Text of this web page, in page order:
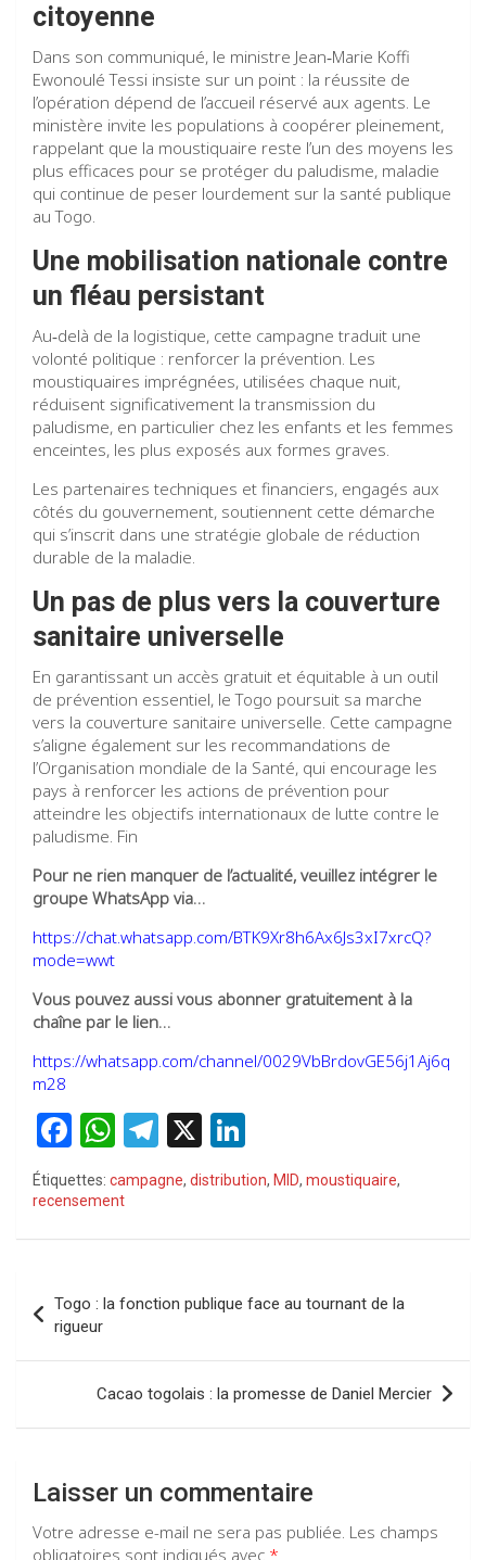
citoyenne
Dans son communiqué, le ministre Jean‑Marie Koffi
Ewonoulé Tessi insiste sur un point : la réussite de
l’opération dépend de l’accueil réservé aux agents. Le
ministère invite les populations à coopérer pleinement,
rappelant que la moustiquaire reste l’un des moyens les
plus efficaces pour se protéger du paludisme, maladie
qui continue de peser lourdement sur la santé publique
au Togo.
Une mobilisation nationale contre
un fléau persistant
Au‑delà de la logistique, cette campagne traduit une
volonté politique : renforcer la prévention. Les
moustiquaires imprégnées, utilisées chaque nuit,
réduisent significativement la transmission du
paludisme, en particulier chez les enfants et les femmes
enceintes, les plus exposés aux formes graves.
Les partenaires techniques et financiers, engagés aux
côtés du gouvernement, soutiennent cette démarche
qui s’inscrit dans une stratégie globale de réduction
durable de la maladie.
Un pas de plus vers la couverture
sanitaire universelle
En garantissant un accès gratuit et équitable à un outil
de prévention essentiel, le Togo poursuit sa marche
vers la couverture sanitaire universelle. Cette campagne
s’aligne également sur les recommandations de
l’Organisation mondiale de la Santé, qui encourage les
pays à renforcer les actions de prévention pour
atteindre les objectifs internationaux de lutte contre le
paludisme. Fin
Pour ne rien manquer de l’actualité, veuillez intégrer le
groupe WhatsApp via…
https://chat.whatsapp.com/BTK9Xr8h6Ax6Js3xI7xrcQ?
mode=wwt
Vous pouvez aussi vous abonner gratuitement à la
chaîne par le lien…
https://whatsapp.com/channel/0029VbBrdovGE56j1Aj6q
m28
F
a
ce
b
o
k
W
at
s
p
T
e
gr
m
X
n
ke
dI
Étiquettes: campagne, distribution, MID, moustiquaire,
recensement
de
l’article
Togo : la fonction publique face au tournant de la
rigueur
Cacao togolais : la promesse de Daniel Mercier
Laisser un commentaire
Votre adresse e-mail ne sera pas publiée. Les champs
obligatoires sont indiqués avec *